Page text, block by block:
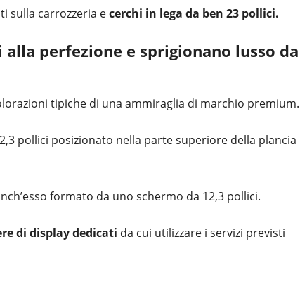
sulla carrozzeria ecerchi in lega da ben 23 pollici.
perfezione e sprigionano lusso da
tipiche di una ammiraglia di marchio premium.
pollici posizionato nella parte superiore della plancia
formato da uno schermo da 12,3 pollici.
di display dedicati da cui utilizzare i servizi previsti